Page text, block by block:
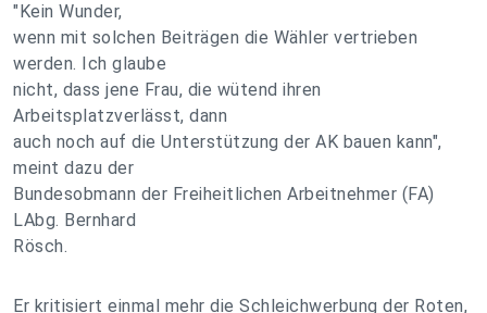
"Kein Wunder,
wenn mit solchen Beiträgen die Wähler vertrieben
werden. Ich glaube
nicht, dass jene Frau, die wütend ihren
Arbeitsplatzverlässt, dann
auch noch auf die Unterstützung der AK bauen kann",
meint dazu der
Bundesobmann der Freiheitlichen Arbeitnehmer (FA)
LAbg. Bernhard
Rösch.
Er kritisiert einmal mehr die Schleichwerbung der Roten,